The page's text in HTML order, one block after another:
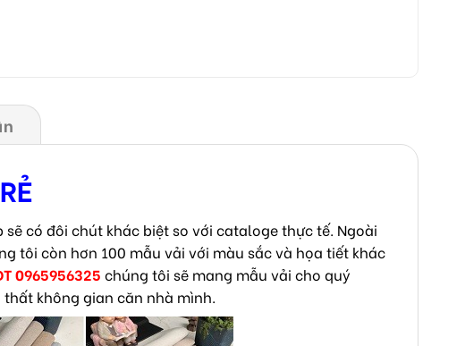
có đôi chút khác biệt so với cataloge thực tế. Ngoài
tôi còn hơn 100 mẫu vải với màu sắc và họa tiết khác
0965956325 chúng tôi sẽ mang mẫu vải cho quý
không gian căn nhà mình.